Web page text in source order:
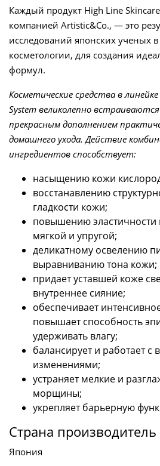
Каждый продукт High Line
компанией Artistic&Co., — это
исследований японских ученых в
косметологии, для создания
формул.
Косметические средства в
System великолепно
прекрасным дополнением
домашнего ухода. Действие
ингредиентов способствует:
насыщению кожи
восстанавлению
гладкости кожи;
повышению эластичности
мягкой и упругой;
деликатному освелению
выравниванию тона кожи;
придает уставшей коже
внутреннее сияние;
обеспечивает
повышает способность
удерживать влагу;
балансирует и работает с
изменениями;
устраняет мелкие и
морщины;
укрепляет барьерную
Страна производитель
Япония